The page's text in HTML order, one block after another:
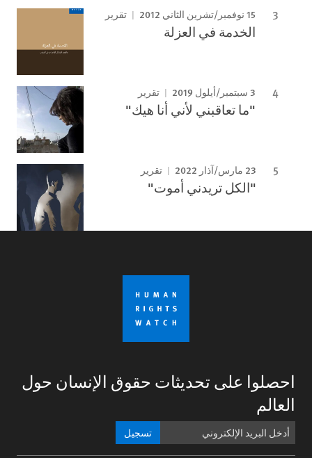
15 نوفمبر/تشرين الثاني 2012 تقرير
الخدمة في العزلة
3 سبتمبر/أيلول 2019 تقرير
"ما تعاقبني لأني أنا هيك"
23 مارس/آذار 2022 تقرير
"الكل تريدني أموت"
احصلوا على تحديثات حقوق الإنسان حول
العالم
تسجيل